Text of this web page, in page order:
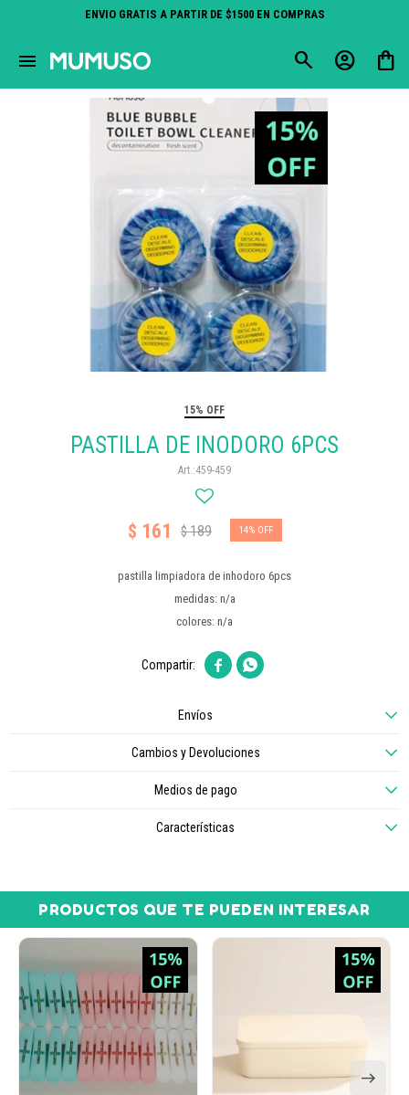
ENVIO GRATIS A PARTIR DE $1500 EN COMPRAS
menu
15% OFF
PASTILLA DE INODORO 6PCS
459-459
$ 161 $189 14
pastilla limpiadora de inhodoro 6pcs
medidas: n/a
colores: n/a
 
Envíos
Cambios y Devoluciones
Medios de pago
Características
PRODUCTOS QUE TE PUEDEN INTERESAR
close